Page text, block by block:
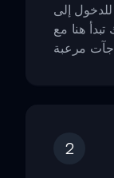
إلى
هنا مع
2